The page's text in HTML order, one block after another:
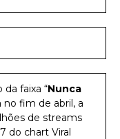
faixa “Nunca
no fim de abril, a
de streams
do chart Viral